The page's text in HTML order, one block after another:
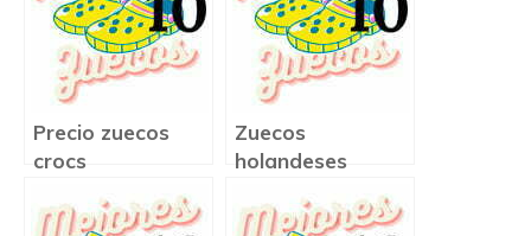
Precio zuecos
crocs
Zuecos
holandeses